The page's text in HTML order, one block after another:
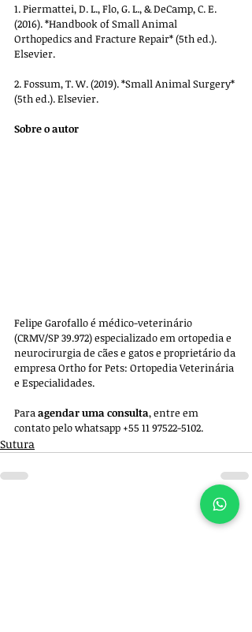
1. Piermattei, D. L., Flo, G. L., & DeCamp, C. E.
(2016). *Handbook of Small Animal
Orthopedics and Fracture Repair* (5th ed.).
Elsevier.
2. Fossum, T. W. (2019). *Small Animal Surgery*
(5th ed.). Elsevier.
Sobre o autor
Felipe Garofallo é médico-veterinário
(CRMV/SP 39.972) especializado em ortopedia e
neurocirurgia de cães e gatos e proprietário da
empresa Ortho for Pets: Ortopedia Veterinária
e Especialidades.
Para agendar uma consulta, entre em
contato pelo whatsapp +55 11 97522-5102.
Sutura